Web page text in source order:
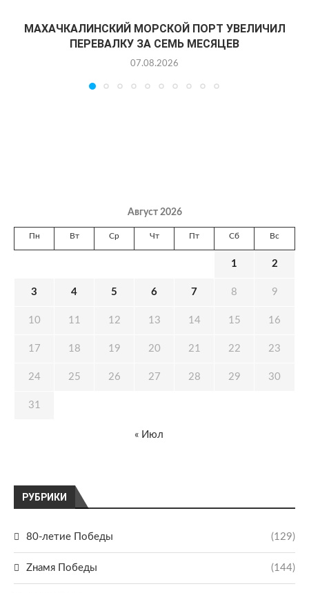
МАХАЧКАЛИНСКИЙ МОРСКОЙ ПОРТ УВЕЛИЧИЛ
ПЕРЕВАЛКУ ЗА СЕМЬ МЕСЯЦЕВ
07.08.2026
РУБРИКИ
80-летие Победы (129)
Zнамя Победы (144)
Август 2026
Пн Вт Ср Чт Пт Сб Вс
1 2
3 4 5 6 7 8 9
10 11 12 13 14 15 16
17 18 19 20 21 22 23
24 25 26 27 28 29 30
31
« Июл